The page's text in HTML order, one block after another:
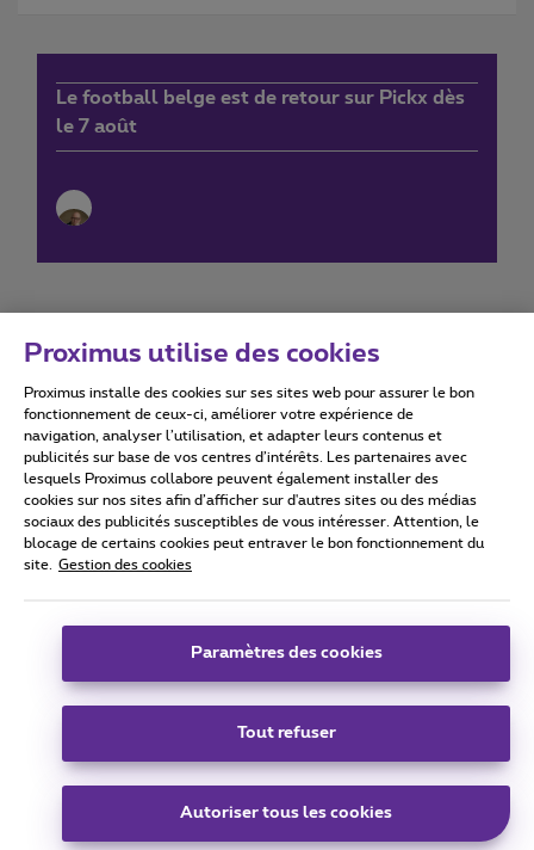
Le football belge est de retour sur Pickx dès
le 7 août
Conditions d'utilisation Accessibility statement
Tous droits réservés. © 2026 Proximus
Conditions générales, info consommateur
Coordonnées de l’entreprise
Boulevard du Roi Albert II 27 - B-1030 Bruxelles.
Carrier & Wholesale Solutions
|Telindus
|Sitemap
Proximus utilise des cookies
Proximus installe des cookies sur ses sites web pour assurer le bon
fonctionnement de ceux-ci, améliorer votre expérience de
navigation, analyser l’utilisation, et adapter leurs contenus et
publicités sur base de vos centres d’intérêts. Les partenaires avec
lesquels Proximus collabore peuvent également installer des
cookies sur nos sites afin d’afficher sur d'autres sites ou des médias
sociaux des publicités susceptibles de vous intéresser. Attention, le
blocage de certains cookies peut entraver le bon fonctionnement du
site.
Gestion des cookies
Paramètres des cookies
Tout refuser
Autoriser tous les cookies